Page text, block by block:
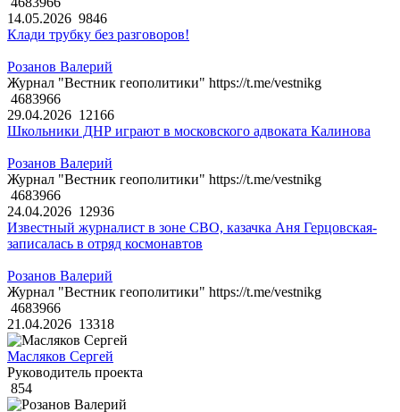
14.05.2026 9846
Клади трубку без разговоров!
Розанов Валерий
Журнал "Вестник геополитики" https://t.me/vestnikg
4683966
29.04.2026 12166
Школьники ДНР играют в московского адвоката Калинова
Розанов Валерий
Журнал "Вестник геополитики" https://t.me/vestnikg
4683966
24.04.2026 12936
Известный журналист в зоне СВО, казачка Аня Герцовская-
записалась в отряд космонавтов
Розанов Валерий
Журнал "Вестник геополитики" https://t.me/vestnikg
4683966
21.04.2026 13318
Масляков Сергей
Руководитель проекта
854